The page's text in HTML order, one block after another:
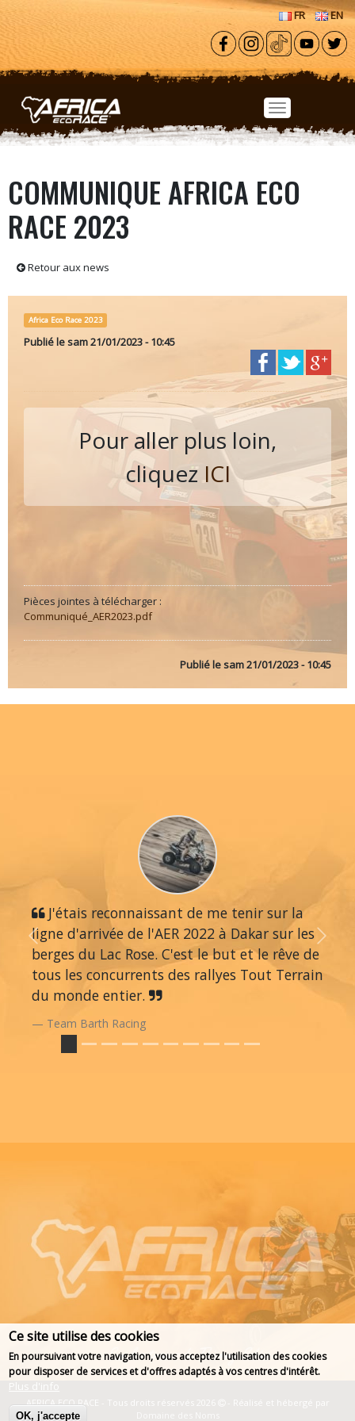
Aller au contenu principal
FR EN
COMMUNIQUE AFRICA ECO
RACE 2023
Retour aux news
Africa Eco Race 2023
Publié lesam 21/01/2023 - 10:45
Pour aller plus loin,
cliquez ICI
Pièces jointes à télécharger :
Communiqué_AER2023.pdf
Publié lesam 21/01/2023 - 10:45
J'étais reconnaissant de me tenir sur la
ligne d'arrivée de l'AER 2022 à Dakar sur les
berges du Lac Rose. C'est le but et le rêve de
tous les concurrents des rallyes Tout Terrain
du monde entier.
Team Barth Racing
Previous Next
AFRICA ECO RACE - Tous droits réservés 2026
- Réalisé et hébergé par
Ce site utilise des cookies
En poursuivant votre navigation, vous acceptez l'utilisation des cookies
pour disposer de services et d'offres adaptés à vos centres d'intérêt.
Plus d'info
OK, j'accepte